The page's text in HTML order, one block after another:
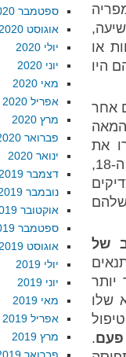
או
מה שהרבנים כתבו. עד המאה ה-10 או ה-11 הם היו
אחר
את
הרבנים לחפש את החברים שלהם. עוד קודם לכן, במאה ה-18,
שלהם
של
יותר
שלו
.
ספטמבר 2020
אוגוסט 2020
יולי 2020
יוני 2020
מאי 2020
אפריל 2020
מרץ 2020
פברואר 2020
ינואר 2020
דצמבר 2019
נובמבר 2019
אוקטובר 2019
ספטמבר 2019
אוגוסט 2019
יולי 2019
יוני 2019
מאי 2019
אפריל 2019
מרץ 2019